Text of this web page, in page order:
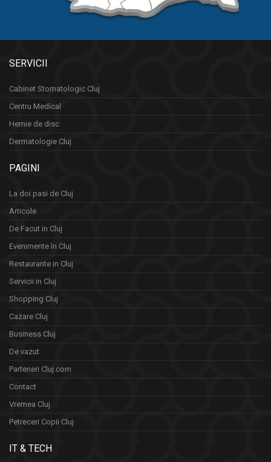
SERVICII
Cabinet Stomatologic Cluj
Centru Medical
Hernie de disc
Dermatologie Cluj
PAGINI
La doi pasi de Cluj
Articole
De Facut in Cluj
Evenimente în Cluj
Restaurante in Cluj
Servicii in Cluj
Shopping Cluj
Cazare Cluj
Business Cluj
De vazut
Parteneri Cluj.com
Contact
Vremea Cluj
Petreceri Copii Cluj
IT & TECH